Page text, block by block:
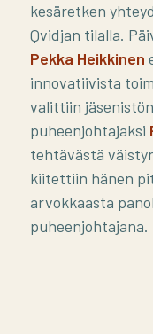
kesäretken
Qvidjan tilalla.
Pekka Heikkinen
innovatiivista
valittiin
puheenjohtajaksi
tehtävästä
kiitettiin hänen
arvokkaasta
puheenjohtajana.